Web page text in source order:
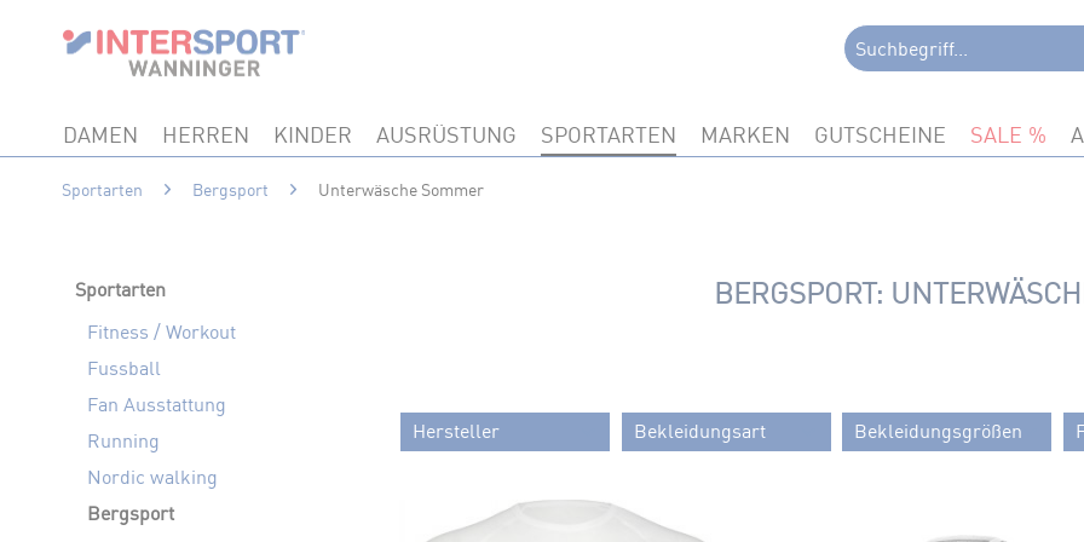
DAMEN HERREN KINDER AUSRÜSTUNG SPORTARTEN MARKEN GUTSCHEINE SALE
Sportarten Bergsport Unterwäsche Sommer
Sportarten
Fitness / Workout
Fussball
Fan Ausstattung
Running
Nordic walking
Bergsport
BERGSPORT:
Hersteller
DEVOLD
Bekleidungsart Bekleidungsgrößen